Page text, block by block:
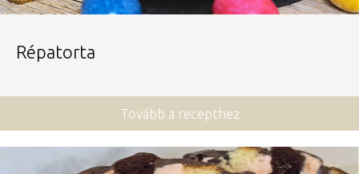
Répatorta
Tovább a recepthez